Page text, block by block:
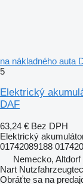
na nákladného auta
5
Elektrický
DAF
63,24 € Bez DPH
Elektrický
01742089188
Nemecko, Altdorf
Nart
Obráťte sa na